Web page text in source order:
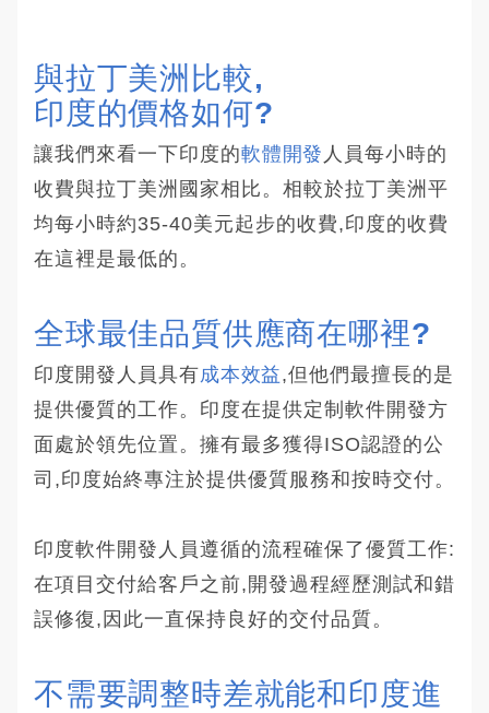
與拉丁美洲比較,
印度的價格如何?
讓我們來看一下印度的軟體開發 人員每小時的
收費與拉丁美洲國家相比。相較於拉丁美洲平
均每小時約35-40美元起步的收費,印度的收費
在這裡是最低的。
全球最佳品質供應商在哪裡?
印度開發人員具有成本效益,但他們最擅長的是
提供優質的工作。印度在提供定制軟件開發方
面處於領先位置。擁有最多獲得ISO認證的公
司,印度始終專注於提供優質服務和按時交付。
印度軟件開發人員遵循的流程確保了優質工作:
在項目交付給客戶之前,開發過程經歷測試和錯
誤修復,因此一直保持良好的交付品質。
不需要調整時差就能和印度進